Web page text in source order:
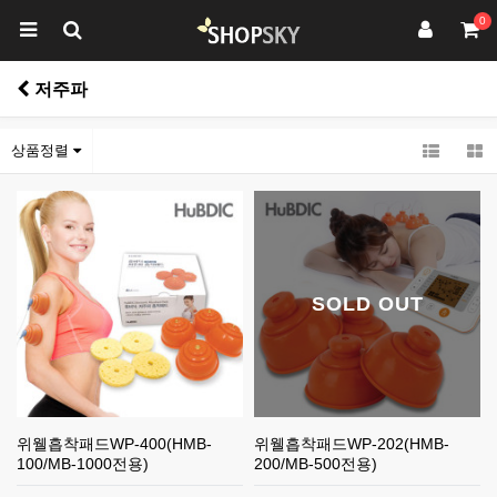
0
저주파
상품정렬
위웰흡착패드WP-400(HMB-
100/MB-1000전용)
SOLD OUT
위웰흡착패드WP-202(HMB-
200/MB-500전용)